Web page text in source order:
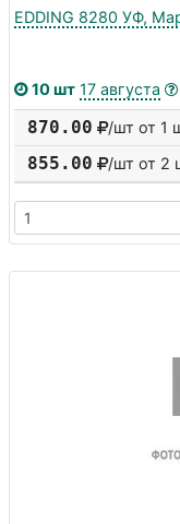
EDDING 8280 УФ,
10 шт 17 августа
870.00 /шт от 1
855.00 /шт от 2